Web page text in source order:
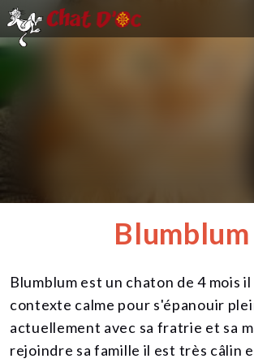
NOUS
CONTACT
Blumblum
Blumblum est un chaton de 4 mois
contexte calme pour s'épanouir
actuellement avec sa fratrie et sa
rejoindre sa famille il est très câlin